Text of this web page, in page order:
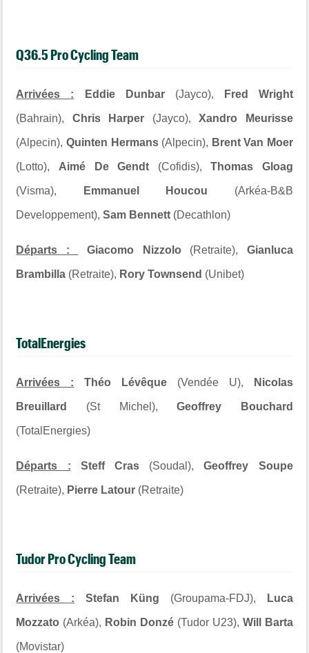
Q36.5 Pro Cycling Team
Arrivées : Eddie Dunbar(Jayco), Fred Wright
(Bahrain), Chris Harper (Jayco),Xandro Meurisse
(Alpecin), Quinten Hermans(Alpecin), Brent Van Moer
(Lotto), Aimé De Gendt (Cofidis), Thomas Gloag
(Visma), Emmanuel Houcou (Arkéa-B&B
Developpement),Sam Bennett (Decathlon)
Départs : Giacomo Nizzolo (Retraite), Gianluca
Brambilla (Retraite), Rory Townsend (Unibet)
TotalEnergies
Arrivées : Théo Lévêque (Vendée U), Nicolas
Breuillard (St Michel),Geoffrey Bouchard
(TotalEnergies)
Départs : Steff Cras (Soudal),Geoffrey Soupe
(Retraite), Pierre Latour (Retraite)
Tudor Pro Cycling Team
Arrivées : Stefan Küng (Groupama-FDJ), Luca
Mozzato (Arkéa), Robin Donzé (Tudor U23), Will Barta
(Movistar)